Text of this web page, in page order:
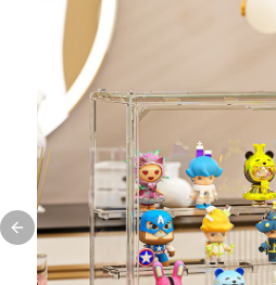
Previous slide